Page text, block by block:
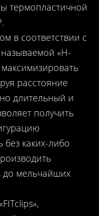
термопластичной
в соответствии с
«H-
расстояние
длительный и
получить
без каких-либо
до мельчайших